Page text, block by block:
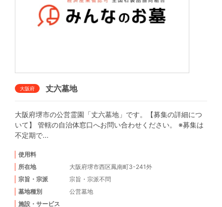
大阪府 丈六墓地
大阪府堺市の公営霊園「丈六墓地」です。【募集の詳細につ
いて】 管轄の自治体窓口へお問い合わせください。 ※募集は
不定期で...
使用料
所在地
大阪府堺市西区鳳南町3-241外
宗旨・宗派
宗旨・宗派不問
墓地種別
公営墓地
施設・サービス